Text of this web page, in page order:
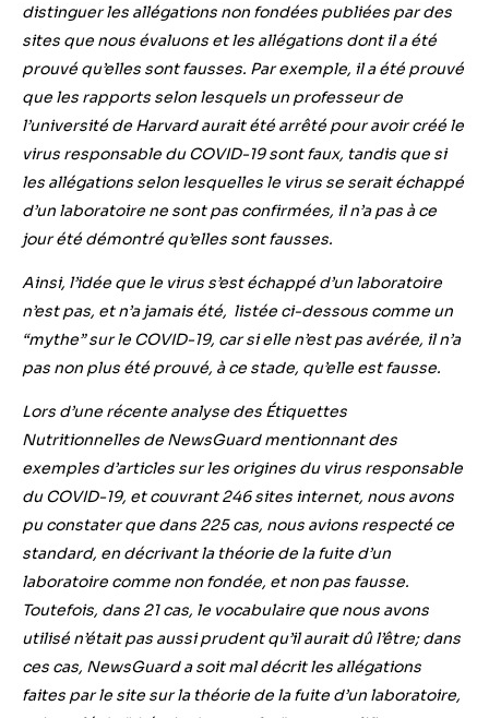
distinguer les allégations non fondées publiées par des
sites que nous évaluons etles allégations dont il a été
prouvé qu’elles sont fausses. Par exemple, il a été prouvé
que les rapports selon lesquels un professeur de
l’université de Harvard aurait été arrêté pour avoir créé le
virus responsable du COVID-19 sont faux, tandis que si
les allégations selon lesquelles le virus se serait échappé
d’un laboratoire ne sont pas confirmées, il n’a pas à ce
jourété démontré qu’elles sont fausses.
Ainsi, l’idée que le virus s’est échappé d’un laboratoire
n’est pas, et n’a jamais été, listée ci-dessous comme un
“mythe” sur le COVID-19, car si elle n’est pas avérée, il n’a
pas non plus été prouvé, à ce stade, qu’elle est fausse.
Lors d’une récente analyse des Étiquettes
Nutritionnelles de NewsGuard mentionnant des
exemples d’articles sur les origines du virus responsable
du COVID-19, et couvrant 246 sites internet, nous avons
pu constater que dans 225 cas, nous avions respecté ce
standard, en décrivant la théorie de la fuite d’un
laboratoire comme non fondée, et non pas fausse.
Toutefois, dans 21 cas, le vocabulaire que nous avons
utilisé n’était pas aussi prudent qu’il aurait dû l’être; dans
ces cas, NewsGuard a soit mal décrit les allégations
faites par le site sur la théorie de la fuite d’un laboratoire,